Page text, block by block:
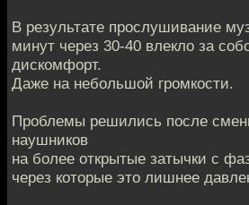
В результате прослушивание
минут через 30-40 влекло за
дискомфорт.
Даже на небольшой громкости.
Проблемы решились после
наушников
на более открытые затычки с
через которые это лишнее